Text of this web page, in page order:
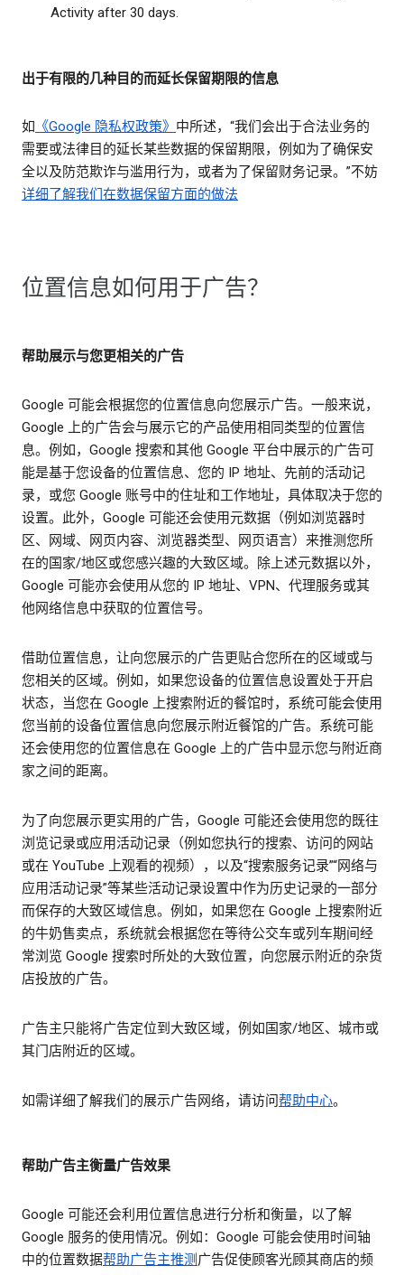
Activity after 30 days.
出于有限的几种目的而延长保留期限的信息
如 《Google 隐私权政策》 中所述，“我们会出于合法业务的
需要或法律目的延长某些数据的保留期限，例如为了确保安
全以及防范欺诈与滥用行为，或者为了保留财务记录。”不妨
详细了解我们在数据保留方面的做法
位置信息如何用于广告？
帮助展示与您更相关的广告
Google 可能会根据您的位置信息向您展示广告。一般来说，
Google 上的广告会与展示它的产品使用相同类型的位置信
息。例如，Google 搜索和其他 Google 平台中展示的广告可
能是基于您设备的位置信息、您的 IP 地址、先前的活动记
录，或您 Google 账号中的住址和工作地址，具体取决于您的
设置。此外，Google 可能还会使用元数据（例如浏览器时
区、网域、网页内容、浏览器类型、网页语言）来推测您所
在的国家/地区或您感兴趣的大致区域。除上述元数据以外，
Google 可能亦会使用从您的 IP 地址、VPN、代理服务或其
他网络信息中获取的位置信号。
借助位置信息，让向您展示的广告更贴合您所在的区域或与
您相关的区域。例如，如果您设备的位置信息设置处于开启
状态，当您在 Google 上搜索附近的餐馆时，系统可能会使用
您当前的设备位置信息向您展示附近餐馆的广告。系统可能
还会使用您的位置信息在 Google 上的广告中显示您与附近商
家之间的距离。
为了向您展示更实用的广告，Google 可能还会使用您的既往
浏览记录或应用活动记录（例如您执行的搜索、访问的网站
或在 YouTube 上观看的视频），以及“搜索服务记录”“网络与
应用活动记录”等某些活动记录设置中作为历史记录的一部分
而保存的大致区域信息。例如，如果您在 Google 上搜索附近
的牛奶售卖点，系统就会根据您在等待公交车或列车期间经
常浏览 Google 搜索时所处的大致位置，向您展示附近的杂货
店投放的广告。
广告主只能将广告定位到大致区域，例如国家/地区、城市或
其门店附近的区域。
如需详细了解我们的展示广告网络，请访问帮助中心。
帮助广告主衡量广告效果
Google 可能还会利用位置信息进行分析和衡量，以了解
Google 服务的使用情况。例如：Google 可能会使用时间轴
中的位置数据帮助广告主推测 广告促使顾客光顾其商店的频